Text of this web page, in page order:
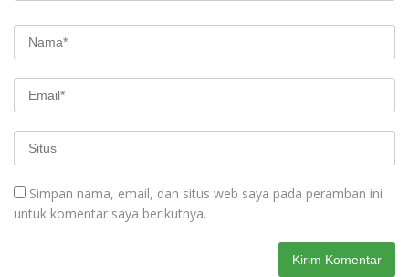
Simpan nama, email, dan situs web saya pada peramban ini
untuk komentar saya berikutnya.